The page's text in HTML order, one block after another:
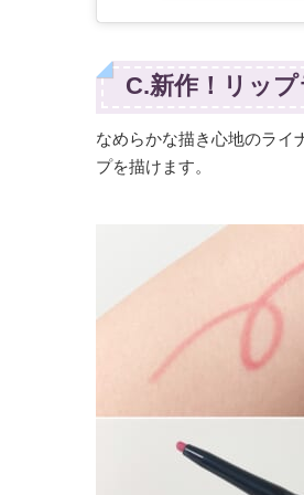
C.新作！リップ
なめらかな描き心地のライ
プを描けます。